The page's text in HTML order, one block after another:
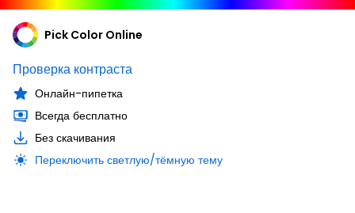
Pick Color Online
Проверка контраста
Онлайн-пипетка
Всегда бесплатно
Без скачивания
Переключить светлую/тёмную тему